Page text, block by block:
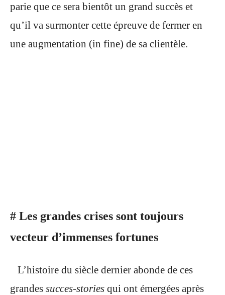
parie que ce sera bientôt un grand succès et
qu’il va surmonter cette épreuve de fermer en
une augmentation (in fine) de sa clientèle.
# Les grandes crises sont toujours
vecteur d’immenses fortunes
L’histoire du siècle dernier abonde de ces
grandes succes-stories qui ont émergées après